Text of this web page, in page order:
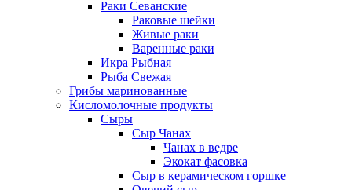
Раки Севанские
Раковые шейки
Живые раки
Варенные раки
Икра Рыбная
Рыба Свежая
Грибы маринованные
Кисломолочные продукты
Сыры
Сыр Чанах
Чанах в ведре
Экокат фасовка
Сыр в керамическом горшке